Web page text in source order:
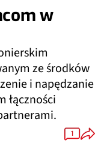
w
ze środków
i napędzanie
łączności
1